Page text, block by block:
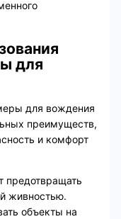
для
для вождения
преимуществ,
и комфорт
предотвращать
живностью.
объекты на